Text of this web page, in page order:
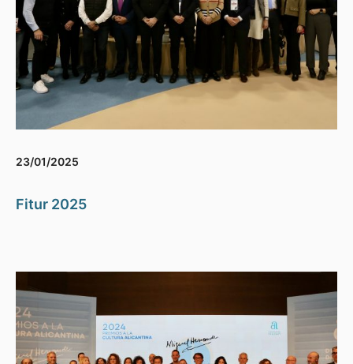
23/01/2025
Fitur 2025